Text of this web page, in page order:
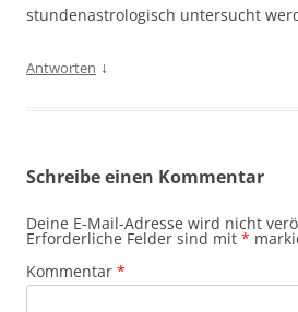
stundenastrologisch untersucht
Antworten ↓
Schreibe einen Kommentar
Deine E-Mail-Adresse wird nicht
Erforderliche Felder sind mit *
Kommentar *